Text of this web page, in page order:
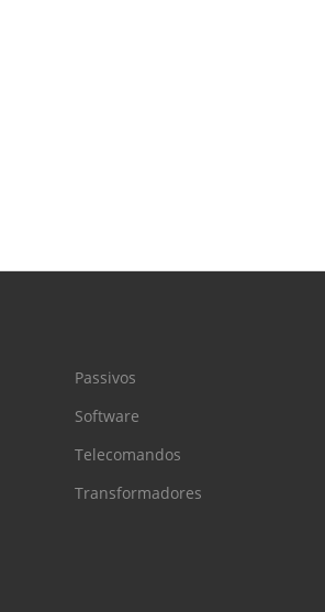
Passivos
Software
Telecomandos
Transformadores